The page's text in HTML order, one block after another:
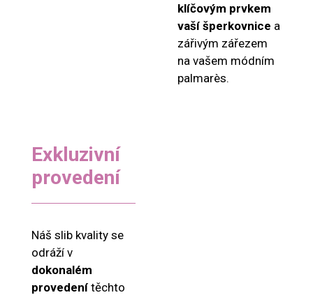
klíčovým prvkem
vaší šperkovnice a
zářivým zářezem
na vašem módním
palmarès.
Exkluzivní
provedení
Náš slib kvality se
odráží v
dokonalém
provedení těchto